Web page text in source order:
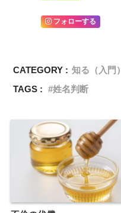
フォローする
CATEGORY : 知る（入門）
TAGS :
姓名判断